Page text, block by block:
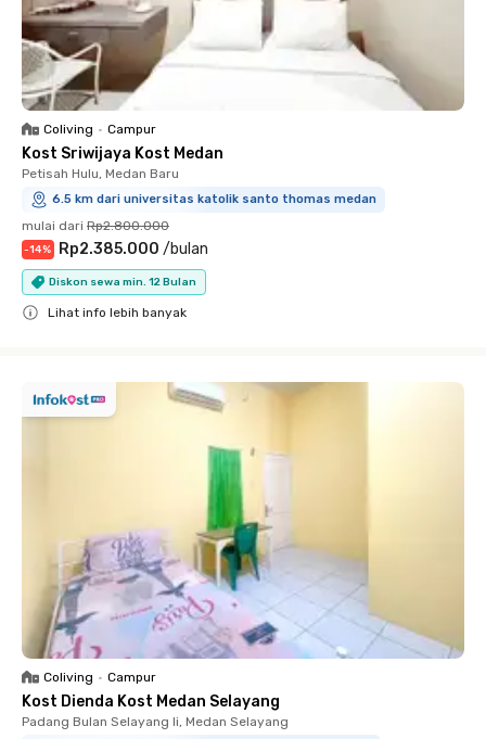
Coliving • Campur
Kost Sriwijaya Kost Medan
Petisah Hulu, Medan Baru
6.5 km dari universitas katolik santo thomas medan
mulai dari Rp2.800.000
-14% Rp2.385.000 /bulan
Diskon sewa min. 12 Bulan
Lihat info lebih banyak
Coliving • Campur
Kost Dienda Kost Medan Selayang
Padang Bulan Selayang Ii, Medan Selayang